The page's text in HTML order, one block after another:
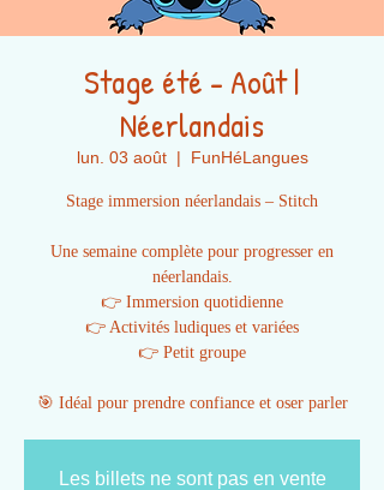
Stage été - Août |
Néerlandais
lun. 03 août
  |
FunHéLangues
Stage immersion néerlandais – Stitch
Une semaine complète pour progresser en
néerlandais.
👉 Immersion quotidienne
👉 Activités ludiques et variées
👉 Petit groupe
🎯 Idéal pour prendre confiance et oser parler
Les billets ne sont pas en vente